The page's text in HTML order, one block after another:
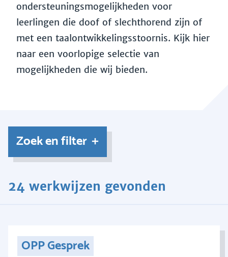
ondersteuningsmogelijkheden voor
leerlingen die doof of slechthorend zijn of
met een taalontwikkelingsstoornis. Kijk hier
naar een voorlopige selectie van
mogelijkheden die wij bieden.
Zoek en filter
24 werkwijzen gevonden
OPP Gesprek